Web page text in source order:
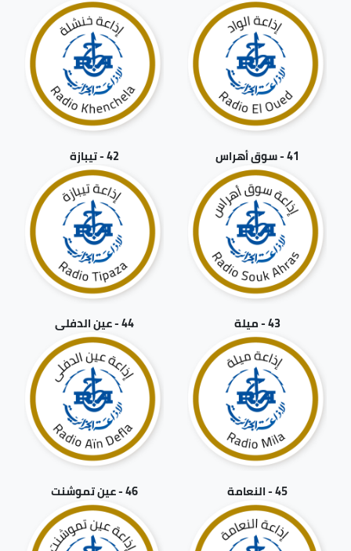
41 - سوق أهراس 42 - تيبازة
43 - ميلة 44 - عين الدفلى
45 - النعامة 46 - عين تموشنت